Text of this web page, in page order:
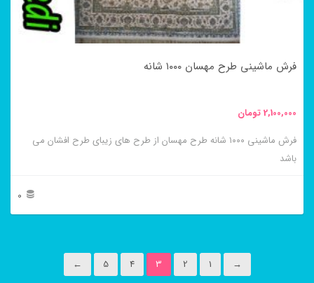
صفحه
انتخاب
شوند
فرش ماشینی طرح مهسان ۱۰۰۰ شانه
2,100,000تومان
فرش ماشینی ۱۰۰۰ شانه طرح مهسان از طرح های زیبای طرح افشان می
باشد
0
→
1
2
3
4
5
←